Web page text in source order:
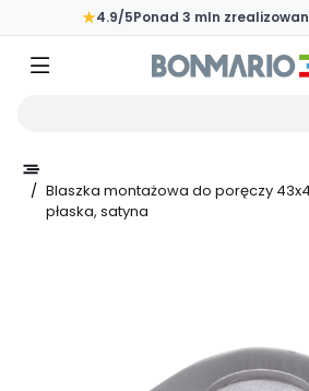
Przejdź do głównej zawartości strony
★4.9/5Ponad 3 mln
/ Blaszka montażowa do poręczy
płaska, satyna